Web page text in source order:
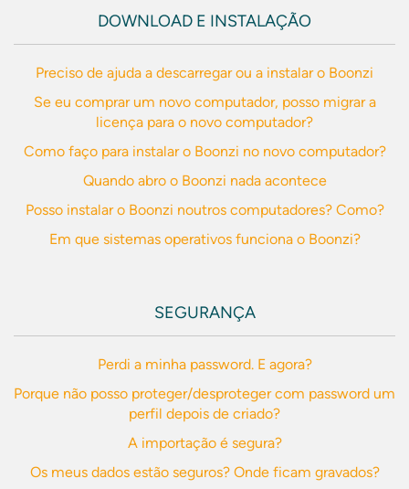
DOWNLOAD E INSTALAÇÃO
Preciso de ajuda a descarregar ou a instalar o Boonzi
Se eu comprar um novo computador, posso migrar a
licença para o novo computador?
Como faço para instalar o Boonzi no novo computador?
Quando abro o Boonzi nada acontece
Posso instalar o Boonzi noutros computadores? Como?
Em que sistemas operativos funciona o Boonzi?
SEGURANÇA
Perdi a minha password. E agora?
Porque não posso proteger/desproteger com password um
perfil depois de criado?
A importação é segura?
Os meus dados estão seguros? Onde ficam gravados?